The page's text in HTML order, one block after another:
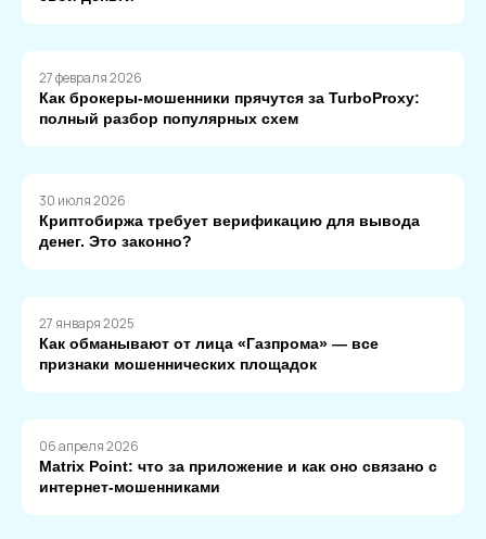
27 февраля 2026
Как брокеры-мошенники прячутся за TurboProxy:
полный разбор популярных схем
30 июля 2026
Криптобиржа требует верификацию для вывода
денег. Это законно?
27 января 2025
Как обманывают от лица «Газпрома» — все
признаки мошеннических площадок
06 апреля 2026
Matrix Point: что за приложение и как оно связано с
интернет-мошенниками